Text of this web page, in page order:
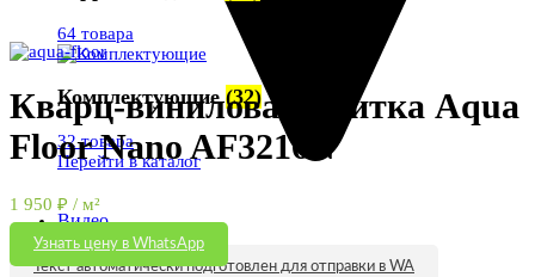
64 товара
Комплектующие(32)
32 товара
Перейти в каталог
Видео
Статьи
Контакты
Увеличить
Кварц-виниловая плитка Aqua
Floor Nano AF3216N
1 950 ₽ / м²
Узнать цену в WhatsApp
Текст автоматически подготовлен для отправки в WA